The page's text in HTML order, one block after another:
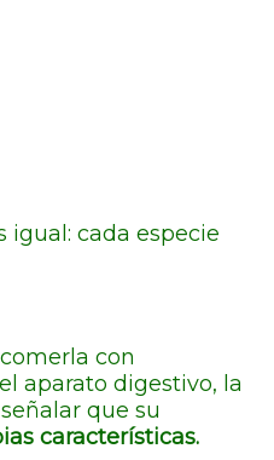
igual: cada especie
con
aparato digestivo, la
que su
características.